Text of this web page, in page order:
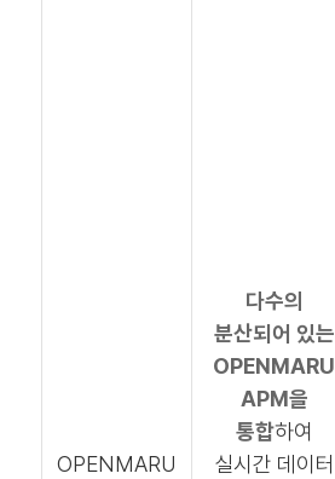
OPENMARU
다수의
분산되어 있는
OPENMARU
APM을
통합하여
실시간 데이터